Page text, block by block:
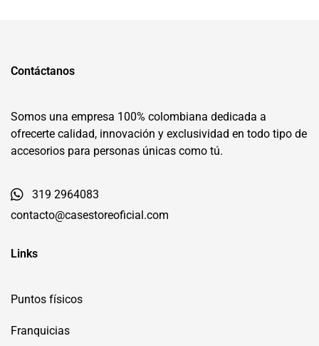
Contáctanos
Somos una empresa 100% colombiana dedicada a
ofrecerte calidad, innovación y exclusividad en todo tipo de
accesorios para personas únicas como tú.
319 2964083
contacto@casestoreoficial.com
Links
Puntos físicos
Franquicias